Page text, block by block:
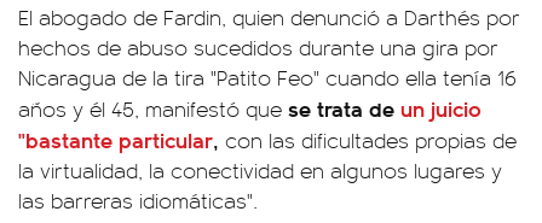
El abogado de Fardin, quien denunció a Darthés por
hechos de abuso sucedidos durante una gira por
Nicaragua de la tira "Patito Feo" cuando ella tenía 16
años y él 45, manifestó que se trata de un juicio
"bastante particular, con las dificultades propias de
la virtualidad, la conectividad en algunos lugares y
las barreras idiomáticas".